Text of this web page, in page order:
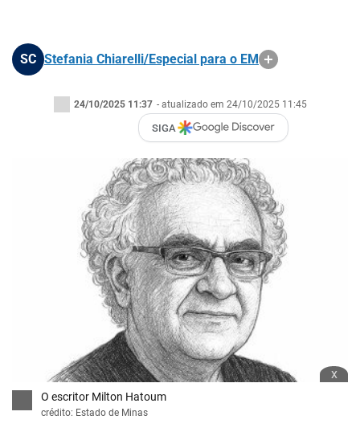
SC Stefania Chiarelli/Especial para o EM
24/10/2025 11:37 - atualizado em 24/10/2025 11:45
SIGA
x
O escritor Milton Hatoum
crédito: Estado de Minas